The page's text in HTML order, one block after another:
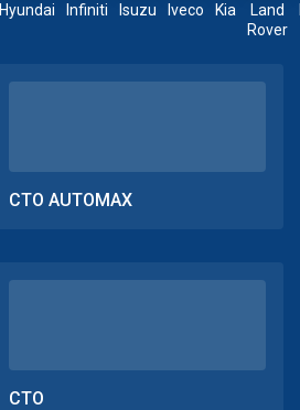
Hyundai Infiniti Isuzu Iveco Kia
Land
Rover
СТО AUTOMAX
СТО